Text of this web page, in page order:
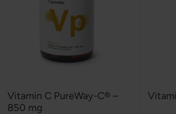
Vitamin C PureWay-C® –
850 mg